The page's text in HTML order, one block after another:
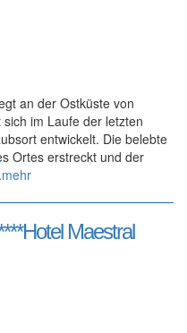
an der Ostküste von
im Laufe der letzten
entwickelt. Die belebte
Ortes erstreckt und der
mehr
Maestral